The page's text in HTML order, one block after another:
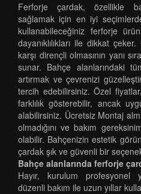
Ferforje çardak, özellikle
sağlamak için en iyi
kullanabileceğiniz ferforje
dayanıklılıkları ile dikkat
karşı dirençli olmasının yanı
sunar. Bahçe alanlarındaki
artırmak ve çevrenizi
tercih edebilirsiniz. Özel
farklılık gösterebilir, ancak
alabilirsiniz. Ücretsiz Montaj
olmadığını ve bakım
olabilir. Bahçenizin estetik
çardak şık ve güvenli bir
Bahçe alanlarında ferforje
Hayır, kurulum profesyonel
düzenli bakım ile uzun yıllar